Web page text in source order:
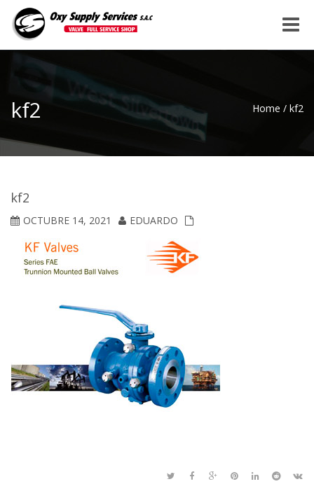
Toggle
kf2 Home / kf2
kf2
OCTUBRE 14, 2021 EDUARDO